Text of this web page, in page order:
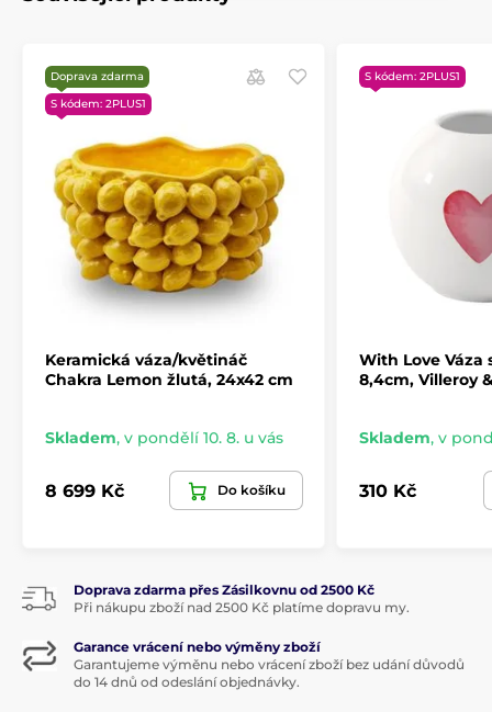
Voděodolná (waterproof) – vhodná na čerstvé i
sušené květiny
Luxusní dekorace pro moderní i art interiér
Každý kus je originální ručně glazovaný objekt
Doprava zdarma
S kódem: 2PLUS1
Keramická váza/květináč
Chakra Lemon žlutá, 24x42 cm
Skladem, v pondělí 10. 8. u vás
8 699 Kč Do košíku
S kódem: 2PLUS1
With Love Váza
8,4cm, Villeroy
Skladem, v
310 Kč
Doprava zdarma přes Zásilkovnu od 2500 Kč
Při nákupu zboží nad 2500 Kč platíme dopravu my.
Garance vrácení nebo výměny zboží
Garantujeme výměnu nebo vrácení zboží bez udání důvodů
do 14 dnů od odeslání objednávky.